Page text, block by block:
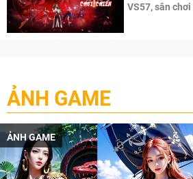
VS57, sân
ẢNH GAME
ẢNH GAME